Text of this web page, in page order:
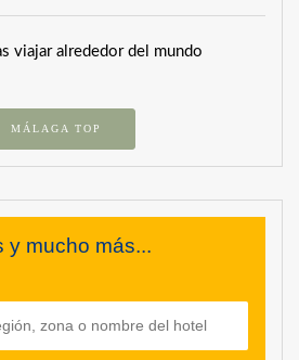
viajar alrededor del mundo
MÁLAGA TOP
y mucho más...